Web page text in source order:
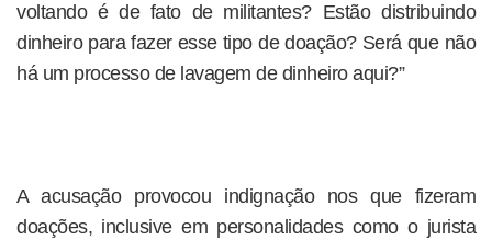
voltando é de fato de militantes? Estão distribuindo
dinheiro para fazer esse tipo de doação? Será que não
há um processo de lavagem de dinheiro aqui?”
A acusação provocou indignação nos que fizeram
doações, inclusive em personalidades como o jurista